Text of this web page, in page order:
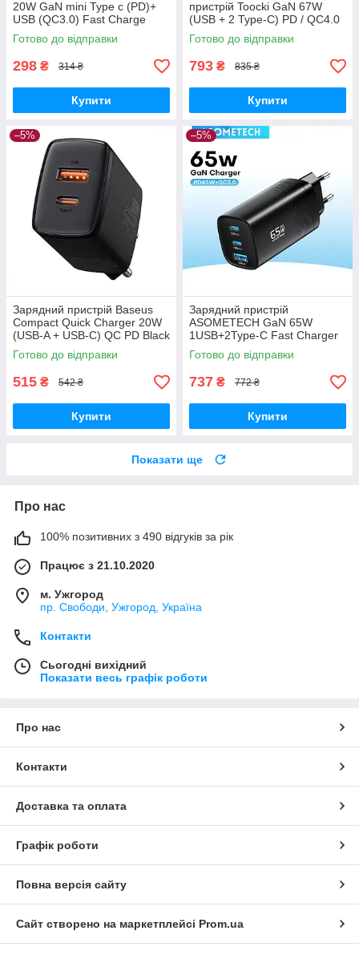
20W GaN mini Type c (PD)+
USB (QC3.0) Fast Charge
Готово до відправки
298 ₴ 314 ₴
Купити
пристрій Toocki GaN 67W
(USB + 2 Type-C) PD / QC4.0
Black
Готово до відправки
793 ₴ 835 ₴
Купити
–5%
Зарядний пристрій Baseus
Compact Quick Charger 20W
(USB-A + USB-C) QC PD Black
Готово до відправки
515 ₴ 542 ₴
Купити
–5%
Зарядний пристрій
ASOMETECH GaN 65W
1USB+2Type-C Fast Charger
Black
Готово до відправки
737 ₴ 772 ₴
Купити
Показати ще
Про нас
100% позитивних з 490 відгуків за рік
Працює з 21.10.2020
м. Ужгород
пр. Свободи, Ужгород, Україна
Контакти
Сьогодні вихідний
Показати весь графік роботи
Про нас
Контакти
Доставка та оплата
Графік роботи
Повна версія сайту
Сайт створено на маркетплейсі Prom.ua